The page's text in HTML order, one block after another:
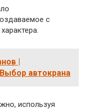
с
|
автокрана
используя